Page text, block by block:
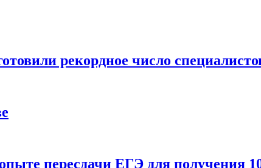
рекордное число
пересдачи ЕГЭ для получения